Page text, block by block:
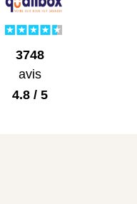
3748
avis
4.8 / 5